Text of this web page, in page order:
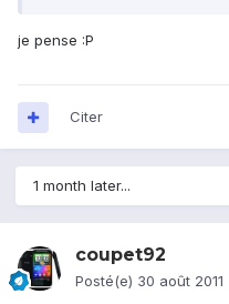
je pense :P
Citer
1 month later...
coupet92
Posté(e) 30 août 2011